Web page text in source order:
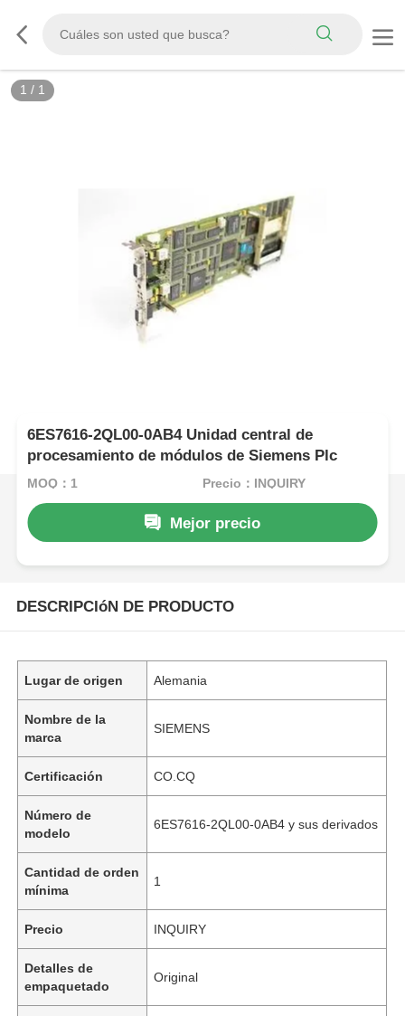
1 / 1
6ES7616-2QL00-0AB4 Unidad central de
procesamiento de módulos de Siemens Plc
MOQ：1 Precio：INQUIRY
Mejor precio
DESCRIPCIóN DE PRODUCTO
Lugar de origen Alemania
Nombre de la
marca
SIEMENS
Certificación CO.CQ
Número de
modelo
6ES7616-2QL00-0AB4 y sus derivados
Cantidad de orden
mínima
1
Precio INQUIRY
Detalles de
empaquetado
Original